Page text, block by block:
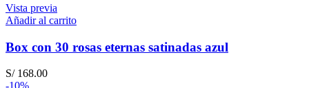
Vista previa
Añadir al carrito
Box con 30 rosas eternas satinadas azul
S/168.00